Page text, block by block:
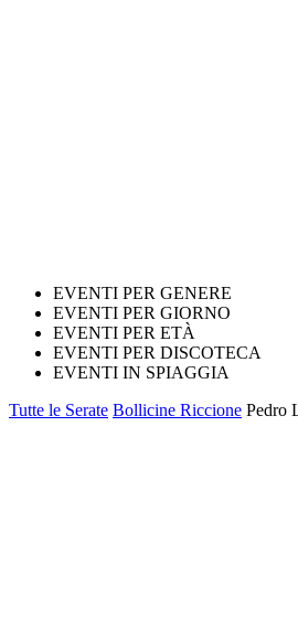
EVENTI PER GENERE
EVENTI PER GIORNO
EVENTI PER ETÀ
EVENTI PER DISCOTECA
EVENTI IN SPIAGGIA
Tutte le Serate Bollicine Riccione Pedro